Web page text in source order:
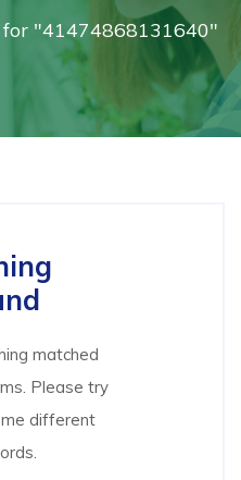
for "41474868131640"
matched
Please try
different